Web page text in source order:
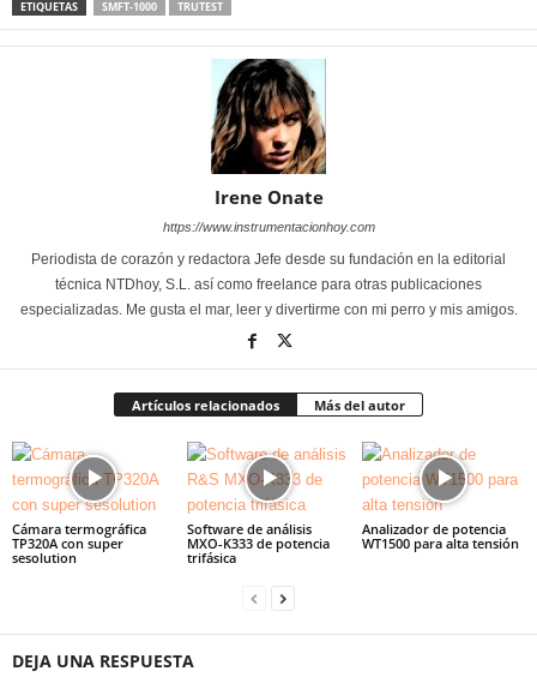
ETIQUETAS SMFT-1000 TRUTEST
Irene Onate
https://www.instrumentacionhoy.com
Periodista de corazón y redactora Jefe desde su fundación en la editorial
técnica NTDhoy, S.L. así como freelance para otras publicaciones
especializadas. Me gusta el mar, leer y divertirme con mi perro y mis amigos.
Artículos relacionados Más del autor
Cámara termográfica
TP320A con super
sesolution
Software de análisis
MXO-K333 de potencia
trifásica
Analizador de potencia
WT1500 para alta tensión
DEJA UNA RESPUESTA